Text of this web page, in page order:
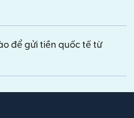
để gửi tiền quốc tế từ